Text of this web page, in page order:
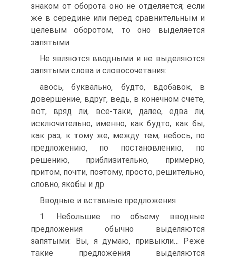
знаком от оборота оно не отделяется; если
же в середине или перед сравнительным и
целевым оборотом, то оно выделяется
запятыми.
Не являются вводными и не выделяются
запятыми слова и словосочетания:
авось, буквально, будто, вдобавок, в
довершение, вдруг, ведь, в конечном счете,
вот, вряд ли, все-таки, далее, едва ли,
исключительно, именно, как будто, как бы,
как раз, к тому же, между тем, небось, по
предложению, по постановлению, по
решению, приблизительно, примерно,
притом, почти, поэтому, просто, решительно,
словно, якобы и др.
Вводные и вставные предложения
1. Небольшие по объему вводные
предложения обычно выделяются
запятыми: Вы, я думаю, привыкли… Реже
такие предложения выделяются